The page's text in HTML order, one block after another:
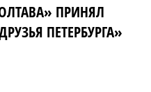
ПРИНЯЛ
ПЕТЕРБУРГА»